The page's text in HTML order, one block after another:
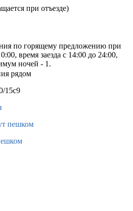
при отъезде)
по горящему предложению при
время заезда с 14:00 до 24:00,
ночей - 1.
рядом
15с9
пешком